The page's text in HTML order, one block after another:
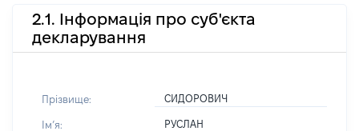
2.1. Інформація про суб'єкта
декларування
Прізвище: СИДОРОВИЧ
Імʼя: РУСЛАН